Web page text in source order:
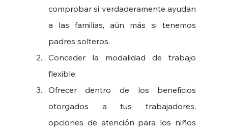
comprobar si verdaderamente ayudan
a las familias, aún más si tenemos
padres solteros.
Conceder la modalidad de trabajo
flexible.
Ofrecer dentro de los beneficios
otorgados a tus trabajadores,
opciones de atención para los niños